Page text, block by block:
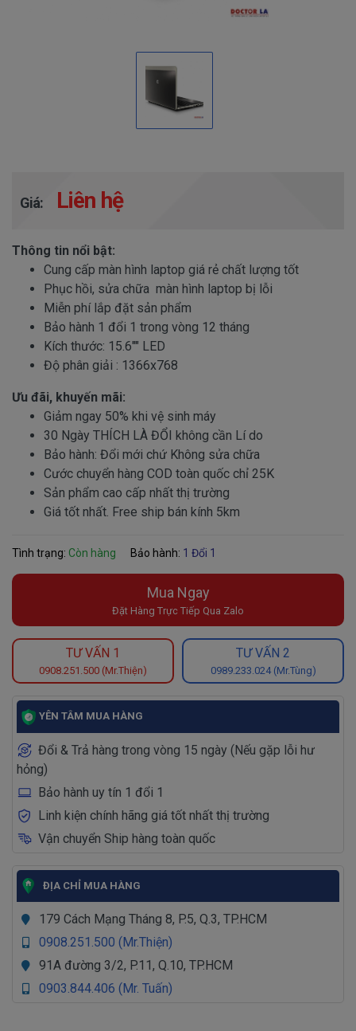
Giá: Liên hệ
Thông tin nổi bật:
Cung cấp màn hình laptop giá rẻ chất lượng tốt
Phục hồi, sửa chữa màn hình laptop bị lỗi
Miễn phí lắp đặt sản phẩm
Bảo hành 1 đổi 1 trong vòng 12 tháng
Kích thước: 15.6"" LED
Độ phân giải : 1366x768
Ưu đãi, khuyến mãi:
Giảm ngay 50% khi vệ sinh máy
30 Ngày THÍCH LÀ ĐỔI không cần Lí do
Bảo hành: Đổi mới chứ Không sửa chữa
Cước chuyển hàng COD toàn quốc chỉ 25K
Sản phẩm cao cấp nhất thị trường
Giá tốt nhất. Free ship bán kính 5km
Tình trạng: Còn hàng Bảo hành: 1 Đổi 1
Mua Ngay
Đặt Hàng Trực Tiếp Qua Zalo
TƯ VẤN 1
0908.251.500 (Mr.Thiện)
TƯ VẤN 2
0989.233.024 (Mr.Tùng)
YÊN TÂM MUA HÀNG
Đổi & Trả hàng trong vòng 15 ngày (Nếu gặp lỗi hư
hỏng)
Bảo hành uy tín 1 đổi 1
Linh kiện chính hãng giá tốt nhất thị trường
Vận chuyển Ship hàng toàn quốc
ĐỊA CHỈ MUA HÀNG
179 Cách Mạng Tháng 8, P.5, Q.3, TP.HCM
0908.251.500 (Mr.Thiện)
91A đường 3/2, P.11, Q.10, TP.HCM
0903.844.406 (Mr. Tuấn)